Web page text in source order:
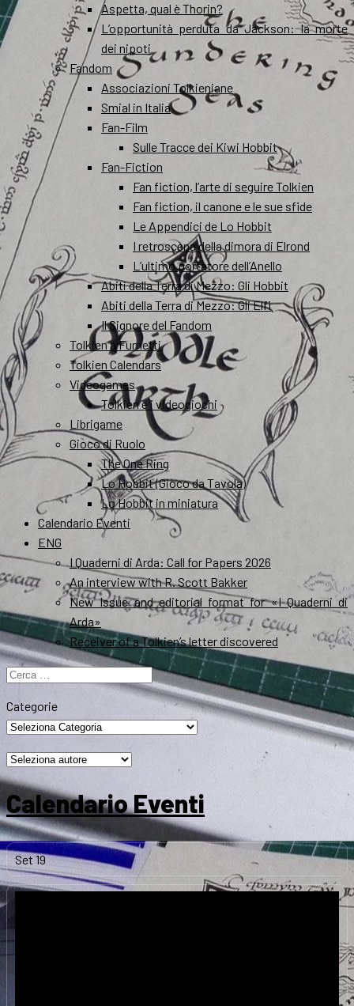
Aspetta, qual è Thorin?
L’opportunità perduta da Jackson: la morte
dei nipoti
Fandom
Associazioni Tolkieniane
Smial in Italia
Fan-Film
Sulle Tracce dei Kiwi Hobbit
Fan-Fiction
Fan fiction, l’arte di seguire Tolkien
Fan fiction, il canone e le sue sfide
Le Appendici de Lo Hobbit
I retroscena della dimora di Elrond
L’ultimo portatore dell’Anello
Abiti della Terra di Mezzo: Gli Hobbit
Abiti della Terra di Mezzo: Gli Elfi
Il Signore del Fandom
Tolkien a Fumetti
Tolkien Calendars
Videogames
Tolkien e i videogiochi
Librigame
Gioco di Ruolo
The One Ring
Lo Hobbit (Gioco da Tavola)
Lo Hobbit in miniatura
Calendario Eventi
ENG
I Quaderni di Arda: Call for Papers 2026
An interview with R. Scott Bakker
New Issue and editorial format for «I Quaderni di
Arda»
Receiver of a Tolkien’s letter discovered
Ricerca
Categorie
Calendario Eventi
Set19